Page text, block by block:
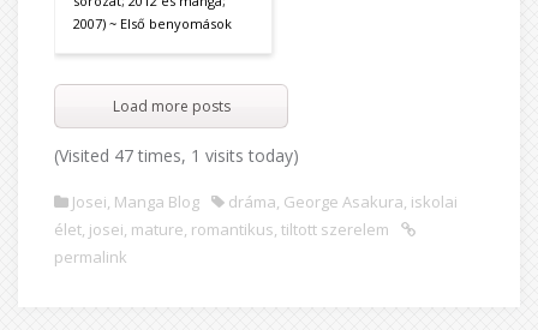
2007) ~ Első benyomások
Load more posts
(Visited 47 times, 1 visits today)
Josei, Manga Blog dráma, George Asakura, iskolai
élet, josei, mature, romantikus, tiltott szerelem
permalink